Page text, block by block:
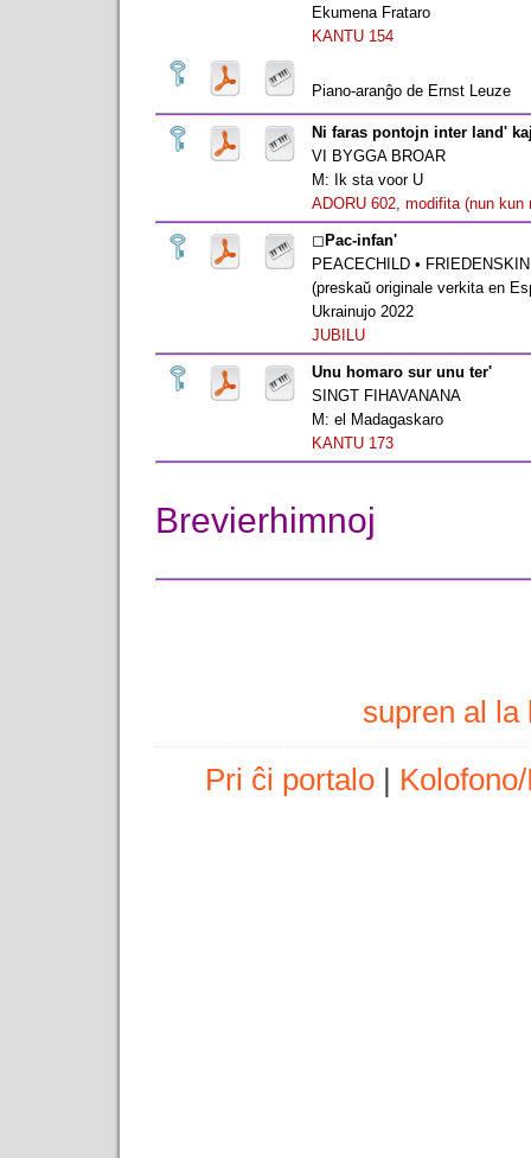
Ekumena Frataro
KANTU 154
Piano-aranĝo de Ernst Leuze
Ni faras pontojn inter land'
VI BYGGA BROAR
M: Ik sta voor U
ADORU 602, modifita (nun kun
◻︎ Pac-infan'
PEACECHILD •
(preskaŭ originale verkita en
Ukrainujo 2022
JUBILU
Unu homaro sur unu ter'
SINGT FIHAVANANA
M: el Madagaskaro
KANTU 173
Brevierhimnoj
supren al la
Pri ĉi portalo|